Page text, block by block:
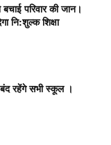
परिवार की जान।
नि:शुल्क शिक्षा
रहेंगे सभी स्कूल ।